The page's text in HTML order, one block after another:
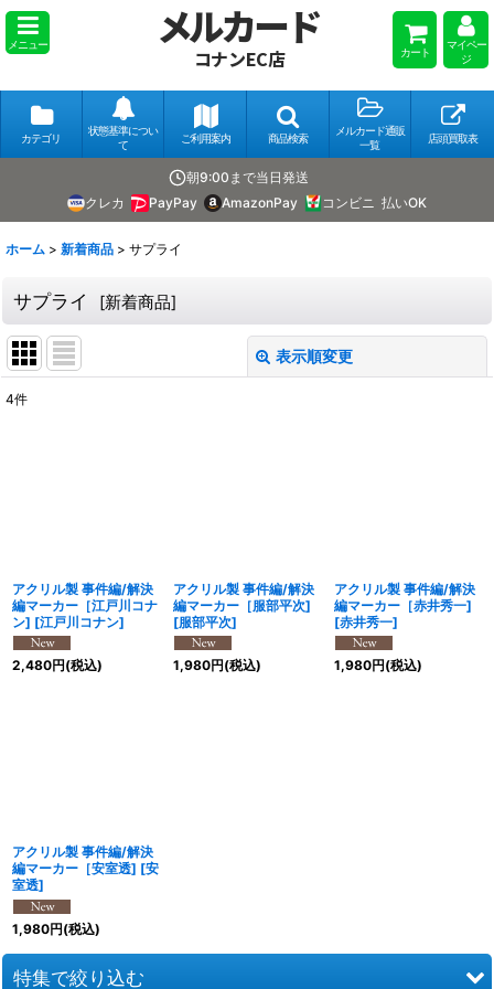
メニュー メルカード
コナンEC店 カート
マイペー
ジ
カテゴリ
状態基準につい
て
ご利用案内 商品検索
メルカード通販
一覧
店頭買取表
朝9:00まで当日発送
クレカ
PayPay AmazonPay コンビニ 払いOK
ホーム > 新着商品 > サプライ
サプライ [新着商品]
表示順変更
4件
アクリル製 事件編/解決
編マーカー［江戸川コナ
ン] [江戸川コナン]
2,480円(税込)
アクリル製 事件編/解決
編マーカー［服部平次]
[服部平次]
1,980円(税込)
アクリル製 事件編/解決
編マーカー［赤井秀一]
[赤井秀一]
1,980円(税込)
アクリル製 事件編/解決
編マーカー［安室透] [安
室透]
1,980円(税込)
特集で絞り込む